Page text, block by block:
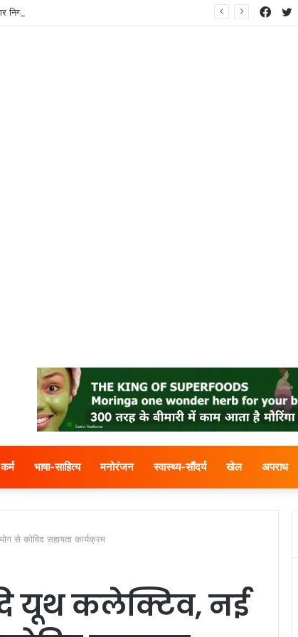
निगम का घेराव किया’
भाषा-साहित्य मनोरंजन स्वास्थ्य-सौंदर्य खेल अपराध
से कोविद सहायता कार्यक्रम
यूथ कलेक्टिव, नई